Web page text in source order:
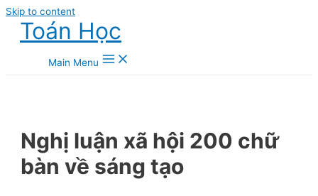
Skip to content
Toán Học
Main Menu
Nghị luận xã hội 200 chữ
bàn về sáng tạo